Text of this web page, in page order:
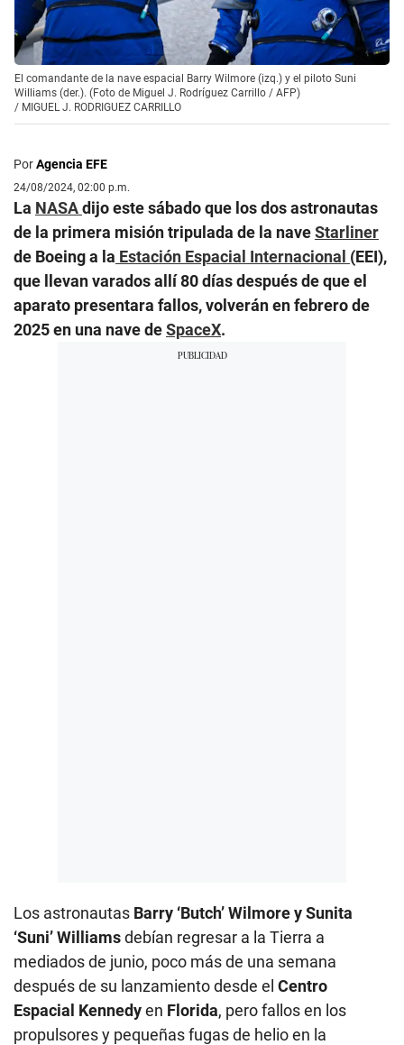
El comandante de la nave espacial Barry Wilmore (izq.) y el piloto Suni
Williams (der.). (Foto de Miguel J. Rodríguez Carrillo / AFP)
/ MIGUEL J. RODRIGUEZ CARRILLO
PorAgencia EFE
24/08/2024, 02:00 p.m.
La NASAdijo este sábado que los dos astronautas
de la primera misión tripulada de la naveStarliner
de Boeing a la Estación Espacial Internacional (EEI),
que llevan varados allí 80 días después de que el
aparato presentara fallos, volverán en febrero de
2025 en una nave deSpaceX.
Los astronautas Barry ‘Butch’ Wilmore y Sunita
‘Suni’ Williamsdebían regresar a la Tierra a
mediados de junio, poco más de una semana
después de su lanzamiento desde el Centro
Espacial Kennedyen Florida, pero fallos en los
propulsores y pequeñas fugas de helio en la